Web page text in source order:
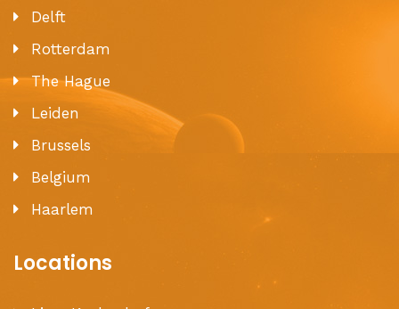
Delft
Rotterdam
The Hague
Leiden
Brussels
Belgium
Haarlem
Locations